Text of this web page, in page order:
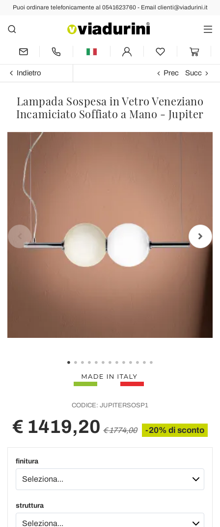
Puoi ordinare telefonicamente al 0541623760 - Email clienti@viadurini.it
Indietro Prec Succ
Lampada Sospesa in Vetro Veneziano
Incamiciato Soffiato a Mano - Jupiter
CODICE: JUPITERSOSP1
€ 1419,20 € 1774,00 -20% di sconto
finitura
struttura